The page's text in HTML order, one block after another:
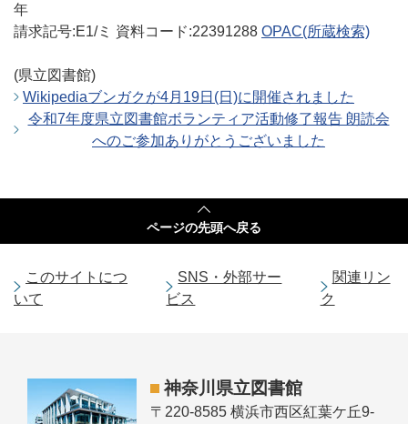
年
請求記号:E1/ミ 資料コード:22391288 OPAC(所蔵検索)
(県立図書館)
Wikipediaブンガクが4月19日(日)に開催されました
令和7年度県立図書館ボランティア活動修了報告 朗読会
へのご参加ありがとうございました
このサイトにつ
いて
SNS・外部サー
ビス
関連リン
ク
ページの先頭へ戻る
神奈川県立図書館
〒220-8585 横浜市西区紅葉ケ丘9-